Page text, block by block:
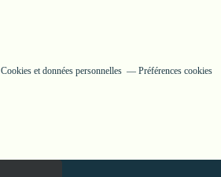
Cookies et données personnelles Préférences cookies